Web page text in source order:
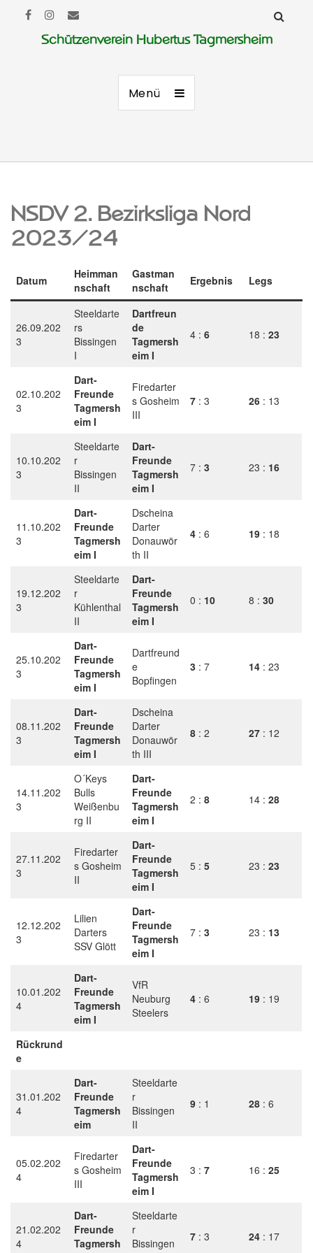
Schützenverein Hubertus Tagmersheim
Menü
NSDV 2. Bezirksliga Nord
2023/24
Datum
Heimman
nschaft
Gastman
nschaft
Ergebnis Legs
26.09.202
3
Steeldarte
rs
Bissingen
I
Dartfreun
de
Tagmersh
eim I
4 : 6 18 : 23
02.10.202
3
Dart-
Freunde
Tagmersh
eim I
Firedarter
s Gosheim
III
7 : 3 26 : 13
10.10.202
3
Steeldarte
r
Bissingen
II
Dart-
Freunde
Tagmersh
eim I
7 : 3 23 : 16
11.10.202
3
Dart-
Freunde
Tagmersh
eim I
Dscheina
Darter
Donauwör
th II
4 : 6 19 : 18
19.12.202
3
Steeldarte
r
Kühlenthal
II
Dart-
Freunde
Tagmersh
eim I
0 : 10 8 : 30
25.10.202
3
Dart-
Freunde
Tagmersh
eim I
Dartfreund
e
Bopfingen
3 : 7 14 : 23
08.11.202
3
Dart-
Freunde
Tagmersh
eim I
Dscheina
Darter
Donauwör
th III
8 : 2 27 : 12
14.11.202
3
O´Keys
Bulls
Weißenbu
rg II
Dart-
Freunde
Tagmersh
eim I
2 : 8 14 : 28
27.11.202
3
Firedarter
s Gosheim
II
Dart-
Freunde
Tagmersh
eim I
5 : 5 23 : 23
12.12.202
3
Lilien
Darters
SSV Glött
Dart-
Freunde
Tagmersh
eim I
7 : 3 23 : 13
10.01.202
4
Dart-
Freunde
Tagmersh
eim I
VfR
Neuburg
Steelers
4 : 6 19 : 19
Rückrund
e
31.01.202
4
Dart-
Freunde
Tagmersh
eim
Steeldarte
r
Bissingen
II
9 : 1 28 : 6
05.02.202
4
Firedarter
s Gosheim
III
Dart-
Freunde
Tagmersh
eim I
3 : 7 16 : 25
21.02.202
4
Dart-
Freunde
Tagmersh
Steeldarte
r
Bissingen
7 : 3 24 : 17